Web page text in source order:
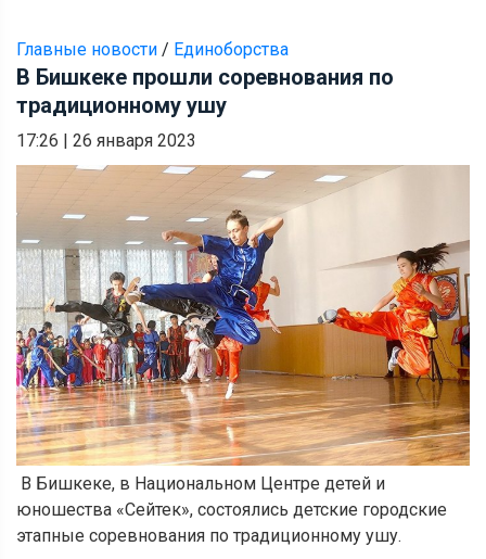
Главные новости / Единоборства
В Бишкеке прошли соревнования по
традиционному ушу
17:26 | 26 января 2023
В Бишкеке, в Национальном Центре детей и
юношества «Сейтек», состоялись детские городские
этапные соревнования по традиционному ушу.